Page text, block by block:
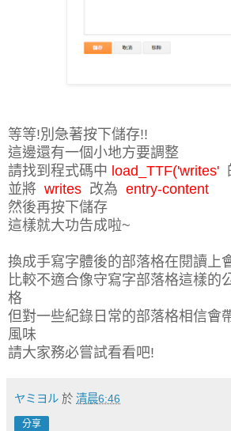
等等!別急著按下儲存!!
這邊還有一個小地方要調整
請找到程式碼中 load_TTF('writes'
並將 writes 改為 entry-content
然後再按下儲存
這樣就大功告成啦~
換成手寫字體後的部落格在閱讀上
比較不適合像守寫字部落格這樣的
格
但對一些紀錄日常的部落格相信會
風味
請大家務必嘗試看看吧!
ヤミヨル 於 清晨6:46
分享